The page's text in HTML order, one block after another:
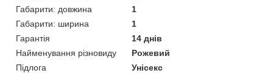
Габарити: довжина
1
Габарити: ширина
1
Гарантія
14 днів
Найменування різновиду
Рожевий
Підлога
Унісекс